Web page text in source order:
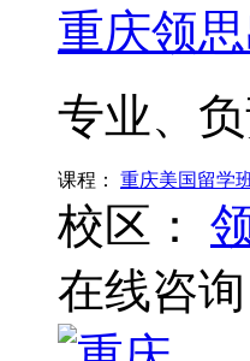
重庆领
专业、
课程： 重庆美国留学
校区：
在线咨询